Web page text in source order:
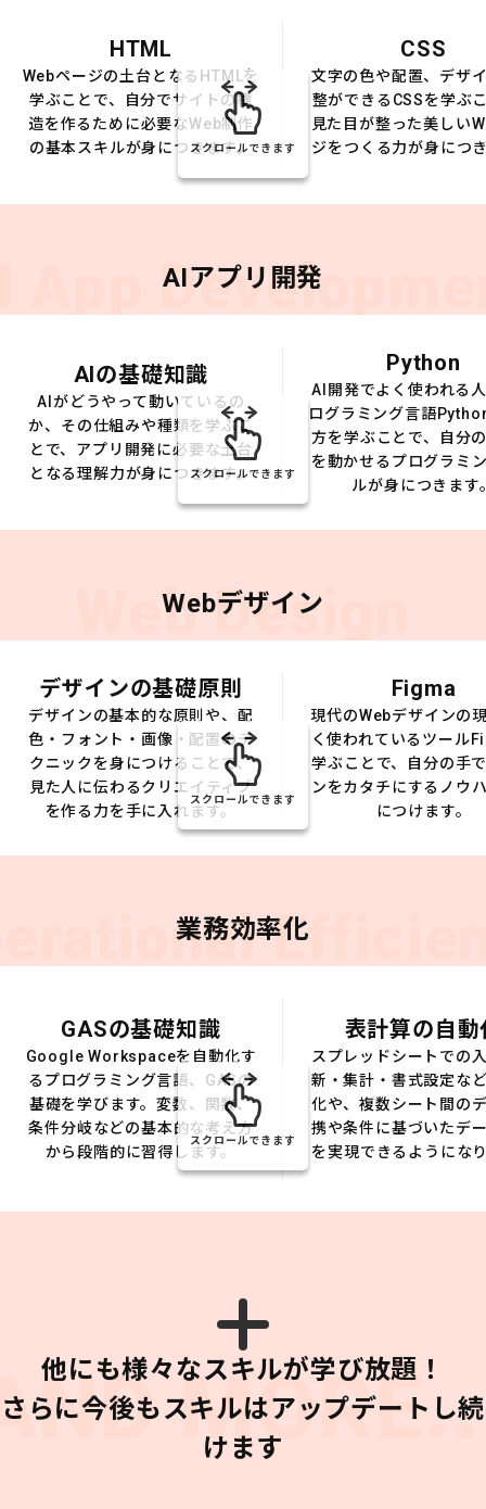
HTML
Webページの土台となるHTMLを
学ぶことで、自分でサイトの構
造を作るために必要なWeb制作
の基本スキルが身につきます。
CSS
文字の色や配置、デザ
整ができるCSSを学ぶ
見た目が整った美しい
ジをつくる力が身につ
スクロールできます
App AIアプリ開発
AIの基礎知識
AIがどうやって動いているの
か、その仕組みや種類を学ぶこ
とで、アプリ開発に必要な土台
となる理解力が身につきます。
Python
AI開発でよく使われる
ログラミング言語
方を学ぶことで、自分
を動かせるプログラミ
ルが身につきます
スクロールできます
Web Design
Webデザイン
デザインの基礎原則
デザインの基本的な原則や、配
色・フォント・画像・配置のテ
クニックを身につけることで、
見た人に伝わるクリエイティブ
を作る力を手に入れます。
Figma
現代のWebデザインの
く使われているツール
学ぶことで、自分の手
ンをカタチにするノウ
につけます。
スクロールできます
業務効率化
GASの基礎知識
Google Workspaceを自動化す
るプログラミング言語、GASの
基礎を学びます。変数、関数、
条件分岐などの基本的な考え方
から段階的に習得します。
表計算の自動
スプレッドシートでの
新・集計・書式設定な
化や、複数シート間の
携や条件に基づいたデ
を実現できるようにな
スクロールできます
他にも様々なスキルが学び放題！
さらに今後もスキルはアップデートし続
けます